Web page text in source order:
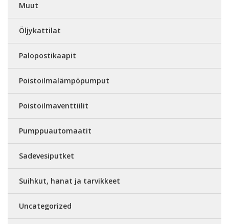
Muut
Öljykattilat
Palopostikaapit
Poistoilmalämpöpumput
Poistoilmaventtiilit
Pumppuautomaatit
Sadevesiputket
Suihkut, hanat ja tarvikkeet
Uncategorized